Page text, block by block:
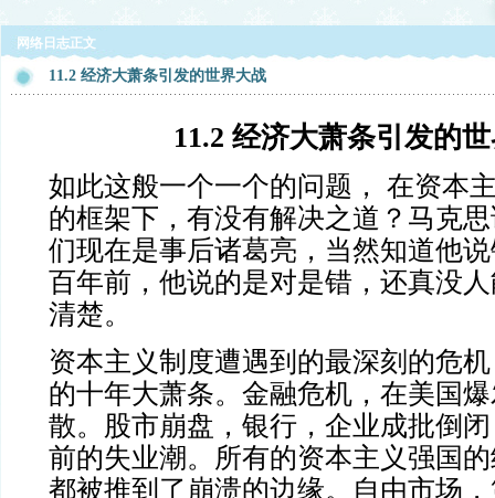
网络日志正文
11.2 经济大萧条引发的世界大战
11.2 经济大萧条引发的
如此这般一个一个的问题， 在资本
的框架下，有没有解决之道？马克
们现在是事后诸葛亮，当然知道他
百年前，他说的是对是错，还真没
清楚。
资本主义制度遭遇到的最深刻的危
的十年大萧条。金融危机，在美国
散。股市崩盘，银行，企业成批倒
前的失业潮。所有的资本主义强国
都被推到了崩溃的边缘。自由市场